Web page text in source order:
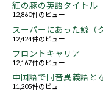
紅の豚の英語タイトル
12,860件のビュー
スーパーにあった鯨（
12,424件のビュー
フロントキャリア
12,167件のビュー
中国語で同音異義語と
11,205件のビュー